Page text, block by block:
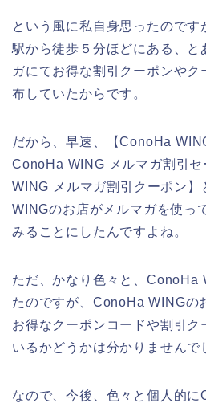
という風に私自身思ったのです
駅から徒歩５分ほどにある、と
ガにてお得な割引クーポンやク
布していたからです。
だから、早速、【ConoHa
ConoHa WING メルマガ割引
WING メルマガ割引クーポン
WINGのお店がメルマガを使っ
みることにしたんですよね。
ただ、かなり色々と、ConoHa
たのですが、ConoHa WINGの
お得なクーポンコードや割引ク
いるかどうかは分かりませんで
なので、今後、色々と個人的